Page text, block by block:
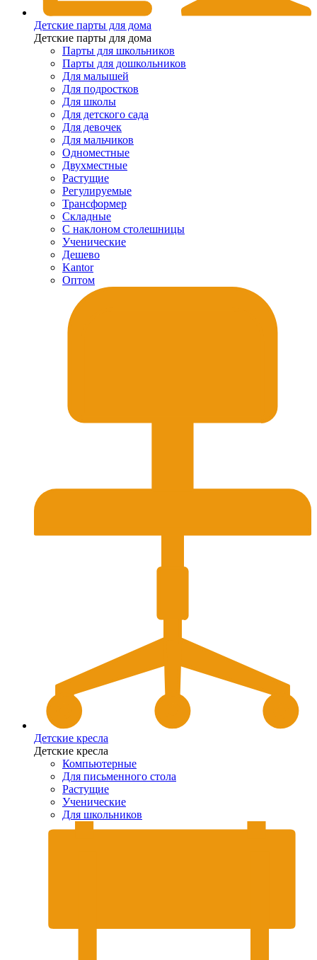
Детские парты для дома
Детские парты для дома
Парты для школьников
Парты для дошкольников
Для малышей
Для подростков
Для школы
Для детского сада
Для девочек
Для мальчиков
Одноместные
Двухместные
Растущие
Регулируемые
Трансформер
Складные
С наклоном столешницы
Ученические
Дешево
Kantor
Оптом
Детские кресла
Детские кресла
Компьютерные
Для письменного стола
Растущие
Ученические
Для школьников